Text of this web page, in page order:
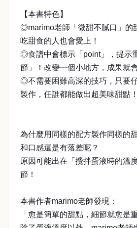
【本書特色】
◎marimo老師「微甜不膩口」的
吃甜食的人也會愛上！
◎食譜中會標示「point」，提示
節」！改變一個小地方，成果就
◎不需要困難高深的技巧，只要
製作，任誰都能做出超美味甜點！
為什麼用同樣的配方製作同樣的
和口感還是有落差呢？
原因可能出在「攪拌蛋液時的溫
節！
本書作者marimo老師發現：
「愈是簡單的甜點，細節就愈是